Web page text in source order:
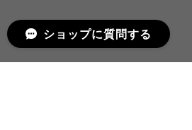
ショップに質問する